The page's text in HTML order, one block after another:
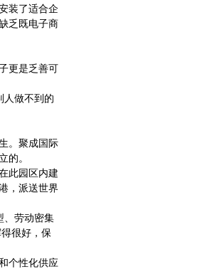
装了适合企
乏既电子商
更是乏善可
人做不到的
。聚成国际
的。
此园区内建
，派送世界
、劳动密集
很好，保
个性化供应